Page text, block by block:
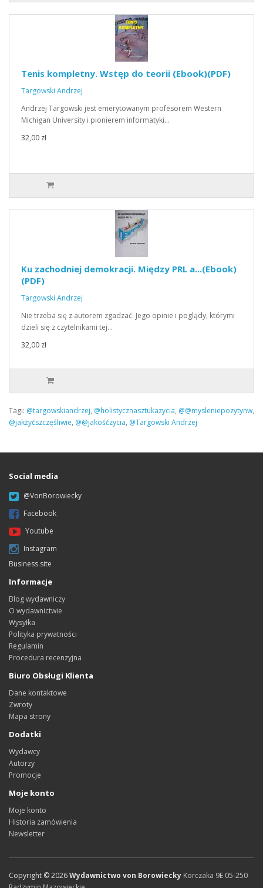
Tenis kompletny. Wstęp do teorii (Ebook)(PDF)
Targowski Andrzej
Andrzej Targowski jest emerytowanym profesorem Western
Michigan University i pionierem informatyki…
32,00 zł
Ku zachodniej demokracji. Między PRL a...(Ebook)
(PDF)
Targowski Andrzej
Nie trzeba się z autorem zgadzać. Jego opinie i poglądy, którymi
dzieli się z czytelnikami tej…
32,00 zł
Tagi: @targowskiandrzej, @holistycznasztukazycia, @@mysleniepozytynw,
@jakżyćszczęśliwie, @@jakośćzycia, @Targowski Andrzej
Social media
@VonBorowiecky
Facebook
Youtube
Instagram
Business.site
Informacje
Blog wydawniczy
O wydawnictwie
Wysyłka
Polityka prywatności
Regulamin
Procedura recenzyjna
Biuro Obsługi Klienta
Dane kontaktowe
Zwroty
Mapa strony
Dodatki
Wydawcy
Autorzy
Promocje
Moje konto
Moje konto
Historia zamówienia
Newsletter
Copyright ©2026Wydawnictwo von Borowiecky Korczaka 9E 05-250